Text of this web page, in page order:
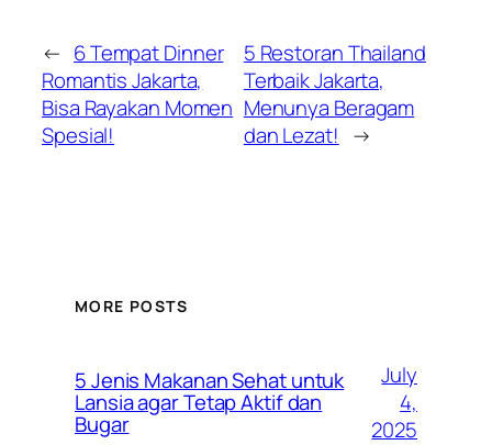
← 6 Tempat Dinner
Romantis Jakarta,
Bisa Rayakan Momen
Spesial!
5 Restoran Thailand
Terbaik Jakarta,
Menunya Beragam
dan Lezat! →
MORE POSTS
5 Jenis Makanan Sehat untuk
Lansia agar Tetap Aktif dan
Bugar
July
4,
2025